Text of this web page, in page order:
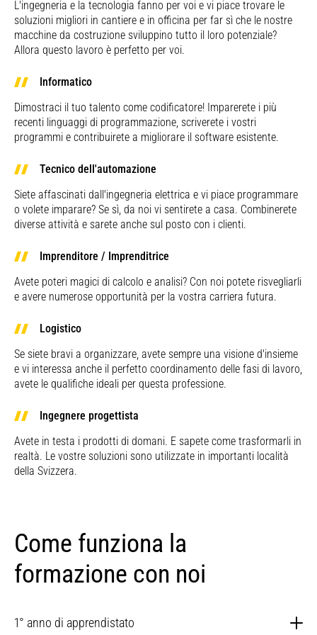
L'ingegneria e la tecnologia fanno per voi e vi piace trovare le
soluzioni migliori in cantiere e in officina per far sì che le nostre
macchine da costruzione sviluppino tutto il loro potenziale?
Allora questo lavoro è perfetto per voi.
Informatico
Dimostraci il tuo talento come codificatore! Imparerete i più
recenti linguaggi di programmazione, scriverete i vostri
programmi e contribuirete a migliorare il software esistente.
Tecnico dell'automazione
Siete affascinati dall'ingegneria elettrica e vi piace programmare
o volete imparare? Se sì, da noi vi sentirete a casa. Combinerete
diverse attività e sarete anche sul posto con i clienti.
Imprenditore / Imprenditrice
Avete poteri magici di calcolo e analisi? Con noi potete risvegliarli
e avere numerose opportunità per la vostra carriera futura.
Logistico
Se siete bravi a organizzare, avete sempre una visione d'insieme
e vi interessa anche il perfetto coordinamento delle fasi di lavoro,
avete le qualifiche ideali per questa professione.
Ingegnere progettista
Avete in testa i prodotti di domani. E sapete come trasformarli in
realtà. Le vostre soluzioni sono utilizzate in importanti località
della Svizzera.
Come funziona la
formazione con noi
1° anno di apprendistato